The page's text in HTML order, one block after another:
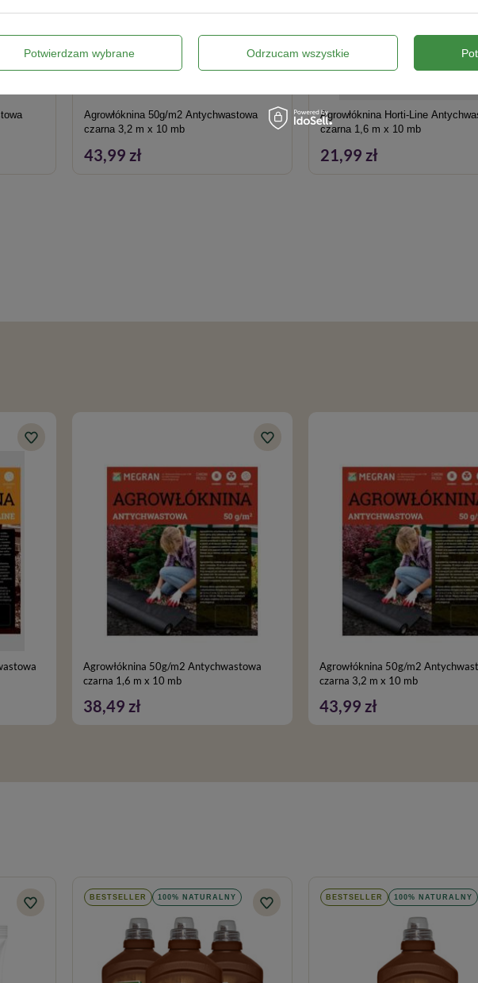
Agrowłóknina 50g/m2 Antychwastowa
czarna 3,2 m x 10 mb
43,99 zł
Agrowłóknina Horti-Line
czarna 1,6 m x 10 mb
21,99 zł
Agrowłóknina 50g/m2 Antychwastowa
czarna 1,6 m x 10 mb
38,49 zł
Agrowłóknina 50g/m2
czarna 3,2 m x 10 mb
43,99 zł
BESTSELLER 100% NATURALNY BESTSELLER 100% NATURALNY
Potwierdzam wybrane Odrzucam wszystkie